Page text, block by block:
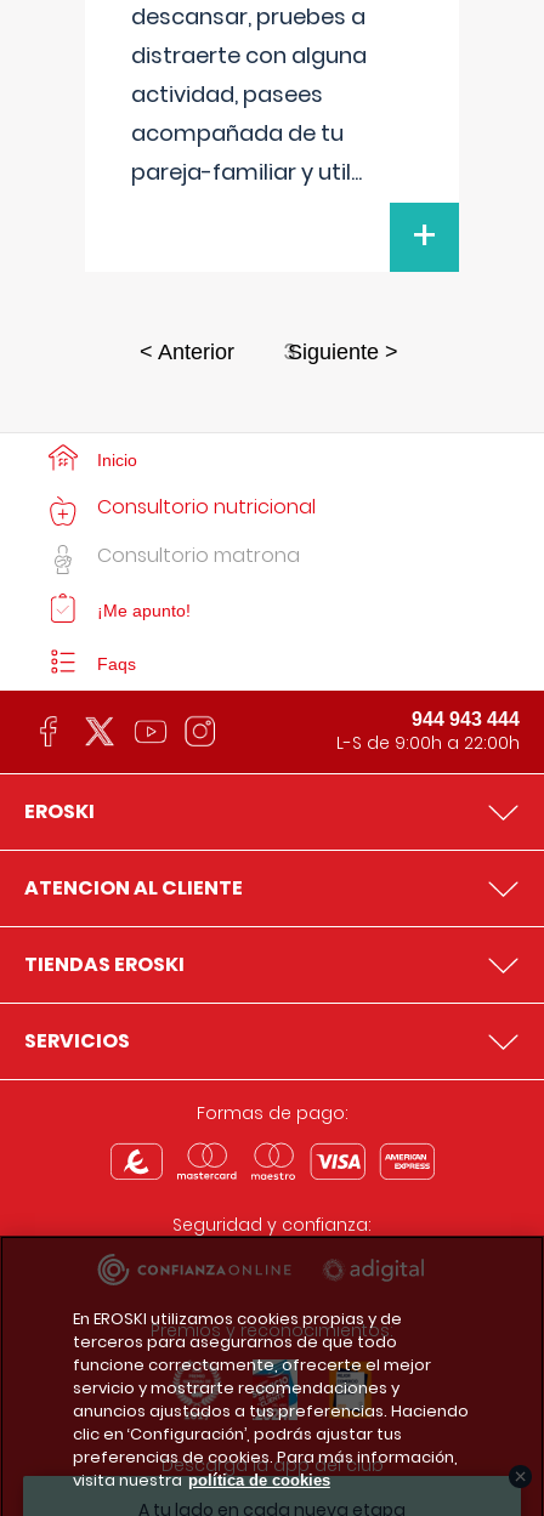
descansar, pruebes a
distraerte con alguna
actividad, pasees
acompañada de tu
pareja-familiar y util...
+
< Anterior 3Siguiente >
A tu lado en cada nueva etapa
Inicio
Consultorio nutricional
Consultorio matrona
¡Me apunto!
Faqs
944 943 444
L-S de 9:00h a 22:00h
EROSKI
ATENCION AL CLIENTE
TIENDAS EROSKI
SERVICIOS
Formas de pago:
Seguridad y confianza:
Premios y reconocimientos:
Descarga la app del club
En EROSKI utilizamos cookies propias y de
terceros para asegurarnos de que todo
funcione correctamente, ofrecerte el mejor
servicio y mostrarte recomendaciones y
anuncios ajustados a tus preferencias. Haciendo
clic en ‘Configuración’, podrás ajustar tus
preferencias de cookies. Para más información,
visita nuestra política de cookies